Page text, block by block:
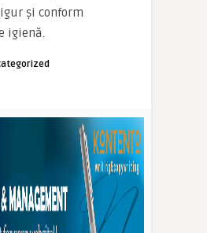
și conform
igienă.